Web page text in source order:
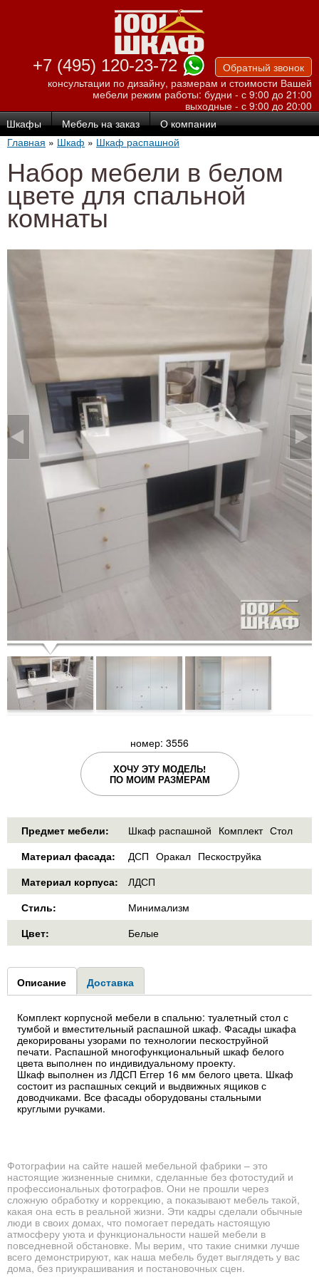
Перейти к
основному
содержанию
+7 (495) 120-23-72
Обратный звонок
консультации по дизайну, размерам и стоимости Вашей
мебели режим работы: будни - с 9:00 до 21:00
выходные - с 9:00 до 20:00
Шкафы Мебель на заказ О компании
Главная » Шкаф » Шкаф распашной
Набор мебели в белом
цвете для спальной
комнаты
номер: 3556
ХОЧУ ЭТУ МОДЕЛЬ!
ПО МОИМ РАЗМЕРАМ
Предмет мебели: Шкаф распашной Комплект Стол
Материал фасада:
ДСП Оракал Пескоструйка
Материал корпуса:
ЛДСП
Стиль:
Минимализм
Цвет:
Белые
Group1
Описание (активная
вкладка)
Доставка
Комплект корпусной мебели в спальню: туалетный стол с
тумбой и вместительный распашной шкаф. Фасады шкафа
декорированы узорами по технологии пескоструйной
печати. Распашной многофункциональный шкаф белого
цвета выполнен по индивидуальному проекту.
Шкаф выполнен из ЛДСП Еггер 16 мм белого цвета. Шкаф
состоит из распашных секций и выдвижных ящиков с
доводчиками. Все фасады оборудованы стальными
круглыми ручками.
Фотографии на сайте нашей мебельной фабрики – это
настоящие жизненные снимки, сделанные без фотостудий и
профессиональных фотографов. Они не прошли через
сложную обработку и коррекцию, а показывают мебель такой,
какая она есть в реальной жизни. Эти кадры сделали обычные
люди в своих домах, что помогает передать настоящую
атмосферу уюта и функциональности нашей мебели в
повседневной обстановке. Мы верим, что такие снимки лучше
всего демонстрируют, как наша мебель будет выглядеть у вас
дома, без приукрашивания и постановочных сцен.